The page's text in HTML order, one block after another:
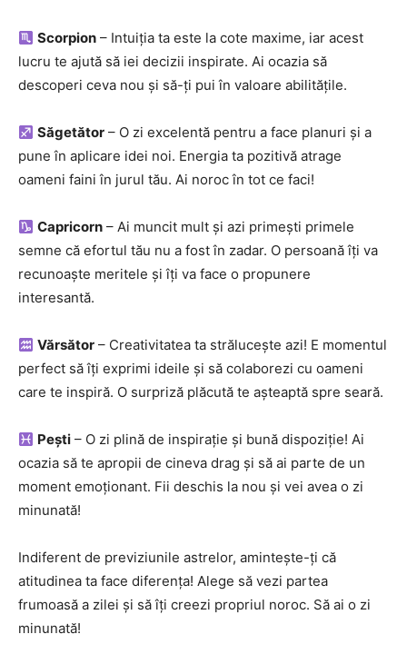
Scorpion – Intuiția ta este la cote maxime, iar acest
lucru te ajută să iei decizii inspirate. Ai ocazia să
descoperi ceva nou și să-ți pui în valoare abilitățile.
Săgetător – O zi excelentă pentru a face planuri și a
pune în aplicare idei noi. Energia ta pozitivă atrage
oameni faini în jurul tău. Ai noroc în tot ce faci!
Capricorn – Ai muncit mult și azi primești primele
semne că efortul tău nu a fost în zadar. O persoană îți va
recunoaște meritele și îți va face o propunere
interesantă.
Vărsător – Creativitatea ta strălucește azi! E momentul
perfect să îți exprimi ideile și să colaborezi cu oameni
care te inspiră. O surpriză plăcută te așteaptă spre seară.
Pești – O zi plină de inspirație și bună dispoziție! Ai
ocazia să te apropii de cineva drag și să ai parte de un
moment emoționant. Fii deschis la nou și vei avea o zi
minunată!
Indiferent de previziunile astrelor, amintește-ți că
atitudinea ta face diferența! Alege să vezi partea
frumoasă a zilei și să îți creezi propriul noroc. Să ai o zi
minunată!